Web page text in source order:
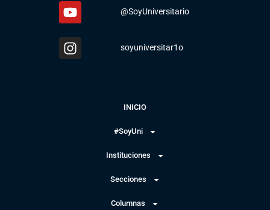
@SoyUniversitario
soyuniversitar1o
INICIO
#SoyUni
Instituciones
Secciones
Columnas